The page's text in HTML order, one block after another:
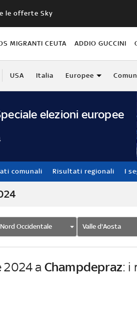
le offerte Sky
MIGRANTI CEUTA ADDIO GUCCINI
USA Italia Europee
elezioni europee
comunali Risultati regionali I
Nord Occidentale Valle d'Aosta
2024 a Champdepraz: i